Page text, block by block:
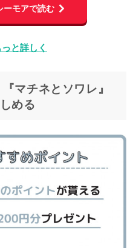
ーモアで読む
と詳しく
マチネとソワレ』
める